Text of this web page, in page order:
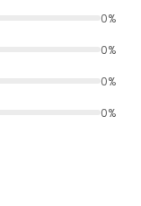
0%
0%
0%
0%